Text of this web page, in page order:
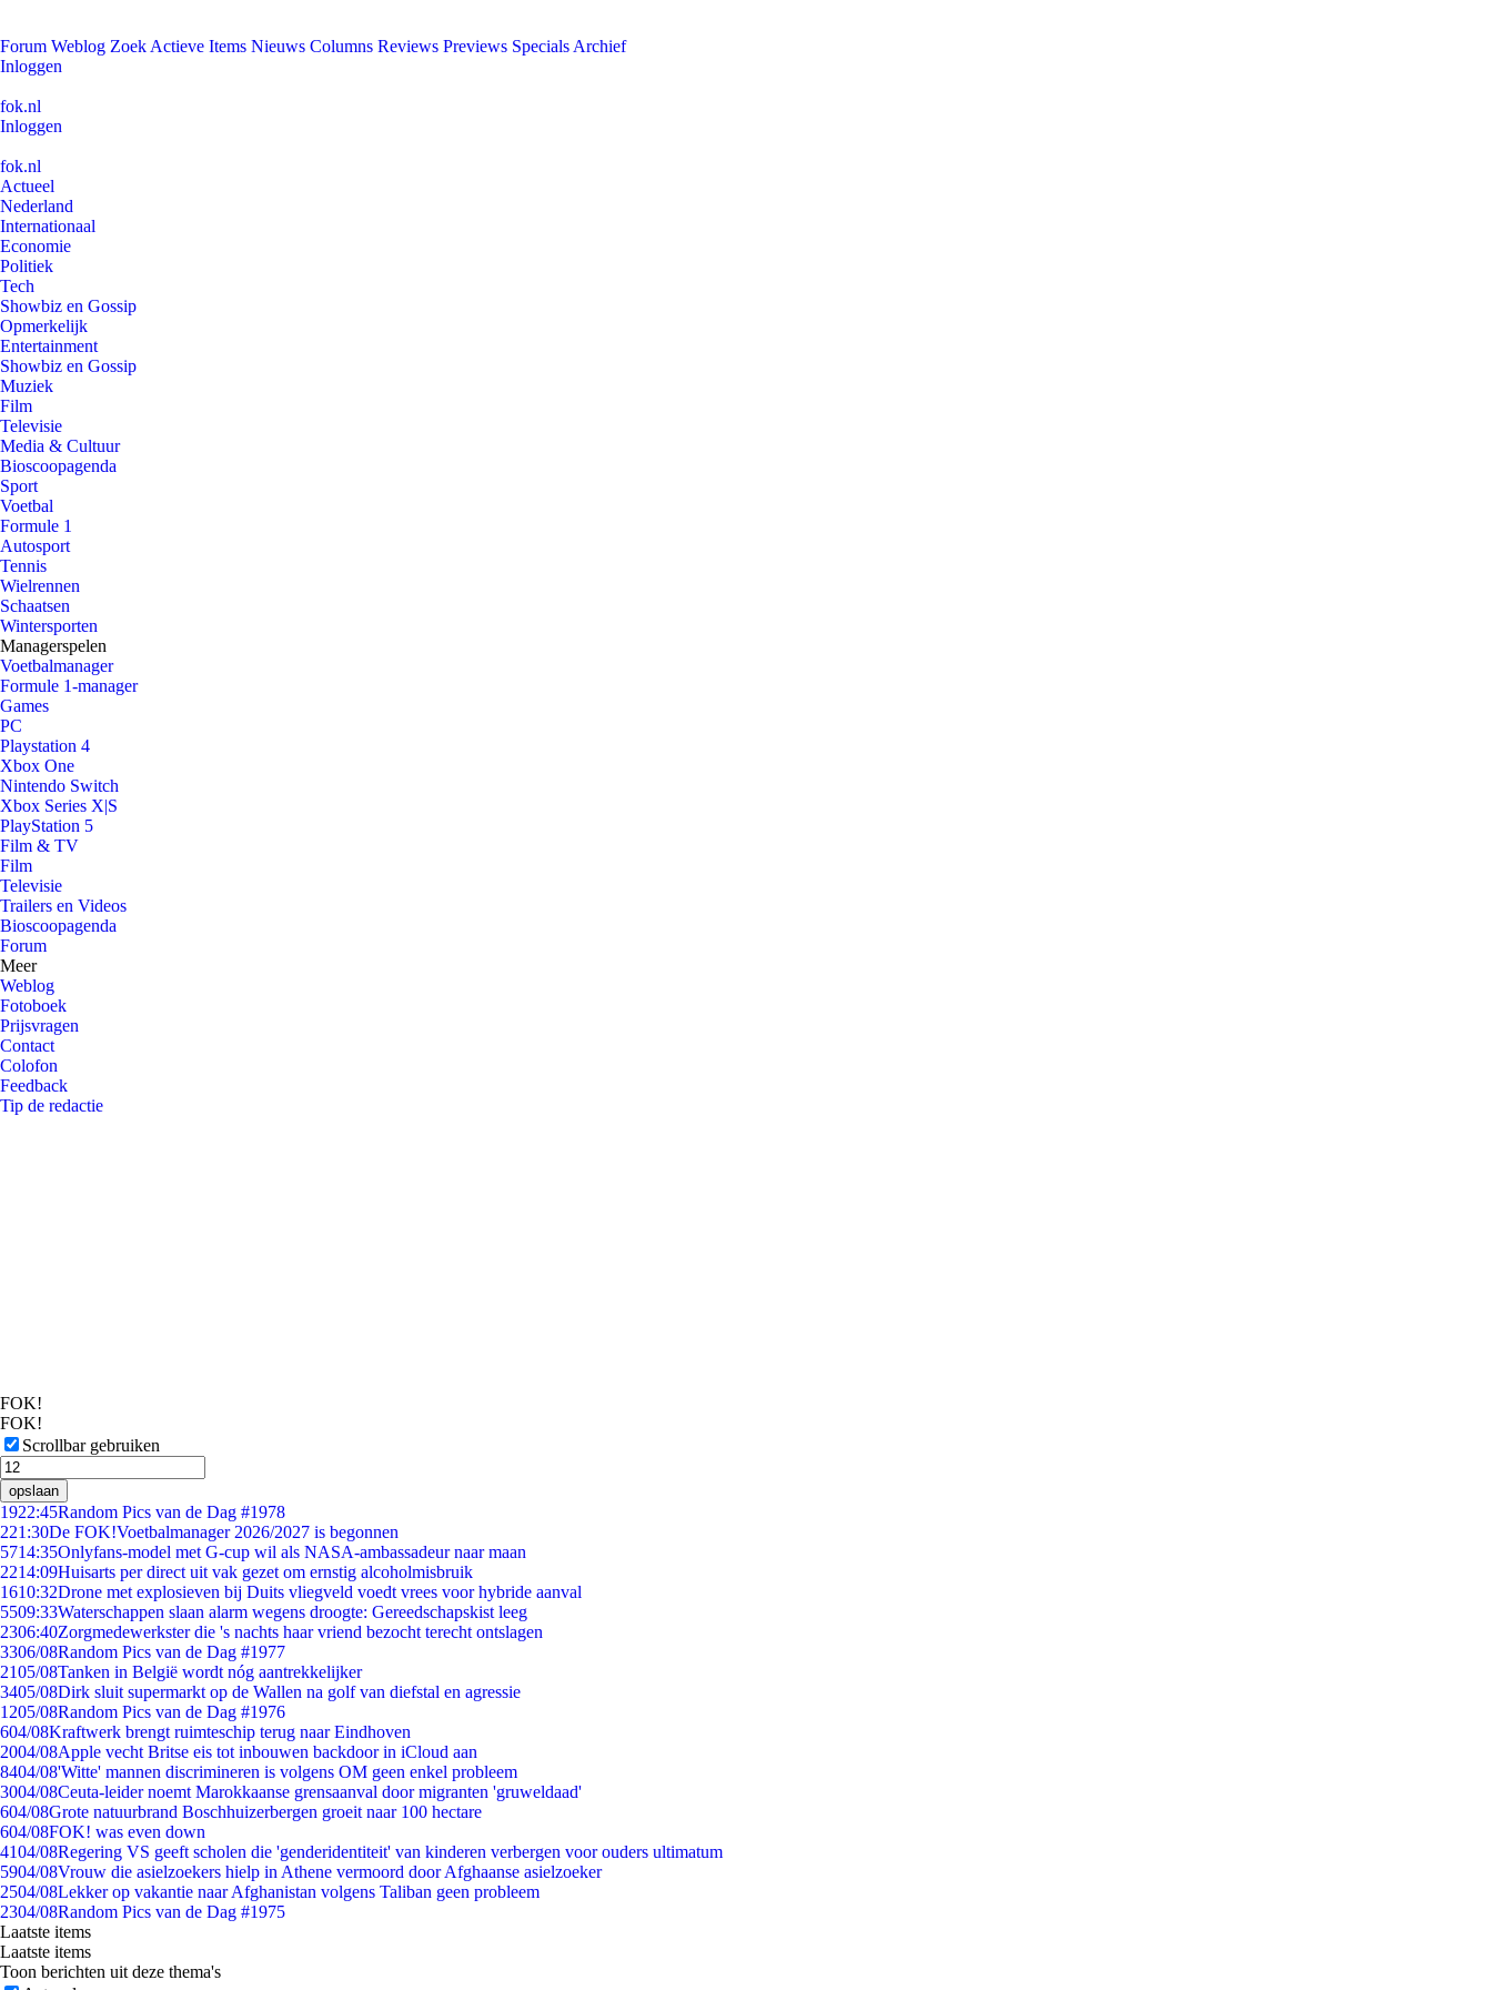
Forum Weblog Zoek Actieve Items Nieuws Columns Reviews Previews Specials Archief
Inloggen
fok.nl
Inloggen
fok.nl
Actueel
Nederland
Internationaal
Economie
Politiek
Tech
Showbiz en Gossip
Opmerkelijk
Entertainment
Showbiz en Gossip
Muziek
Film
Televisie
Media & Cultuur
Bioscoopagenda
Sport
Voetbal
Formule 1
Autosport
Tennis
Wielrennen
Schaatsen
Wintersporten
Managerspelen
Voetbalmanager
Formule 1-manager
Games
PC
Playstation 4
Xbox One
Nintendo Switch
Xbox Series X|S
PlayStation 5
Film & TV
Film
Televisie
Trailers en Videos
Bioscoopagenda
Forum
Meer
Weblog
Fotoboek
Prijsvragen
Contact
Colofon
Feedback
Tip de redactie
FOK!
FOK!
Scrollbar gebruiken
opslaan
1922:45Random Pics van de Dag #1978
221:30De FOK!Voetbalmanager 2026/2027 is begonnen
5714:35Onlyfans-model met G-cup wil als NASA-ambassadeur naar maan
2214:09Huisarts per direct uit vak gezet om ernstig alcoholmisbruik
1610:32Drone met explosieven bij Duits vliegveld voedt vrees voor hybride aanval
5509:33Waterschappen slaan alarm wegens droogte: Gereedschapskist leeg
2306:40Zorgmedewerkster die 's nachts haar vriend bezocht terecht ontslagen
3306/08Random Pics van de Dag #1977
2105/08Tanken in België wordt nóg aantrekkelijker
3405/08Dirk sluit supermarkt op de Wallen na golf van diefstal en agressie
1205/08Random Pics van de Dag #1976
604/08Kraftwerk brengt ruimteschip terug naar Eindhoven
2004/08Apple vecht Britse eis tot inbouwen backdoor in iCloud aan
8404/08'Witte' mannen discrimineren is volgens OM geen enkel probleem
3004/08Ceuta-leider noemt Marokkaanse grensaanval door migranten 'gruweldaad'
604/08Grote natuurbrand Boschhuizerbergen groeit naar 100 hectare
604/08FOK! was even down
4104/08Regering VS geeft scholen die 'genderidentiteit' van kinderen verbergen voor ouders ultimatum
5904/08Vrouw die asielzoekers hielp in Athene vermoord door Afghaanse asielzoeker
2504/08Lekker op vakantie naar Afghanistan volgens Taliban geen probleem
2304/08Random Pics van de Dag #1975
Laatste items
Laatste items
Toon berichten uit deze thema's